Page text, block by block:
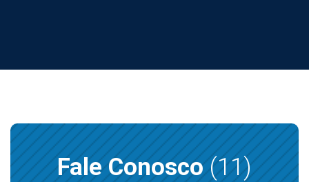
Fale Conosco(11)